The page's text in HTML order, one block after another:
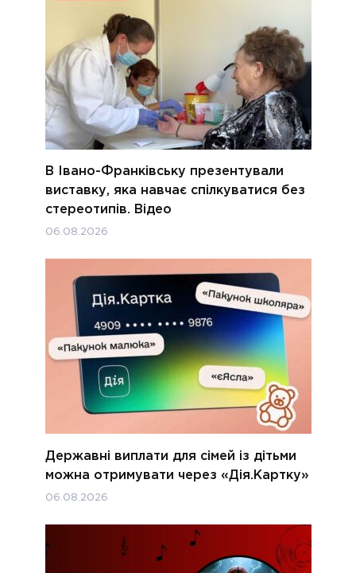
В Івано-Франківську презентували
виставку, яка навчає спілкуватися без
стереотипів. Відео
06.08.2026
Державні виплати для сімей із дітьми
можна отримувати через «Дія.Картку»
06.08.2026